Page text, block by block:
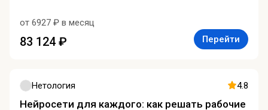
от 6927 ₽ в месяц
83 124 ₽ Перейти
Нетология 4.8
Нейросети для каждого: как решать рабочие